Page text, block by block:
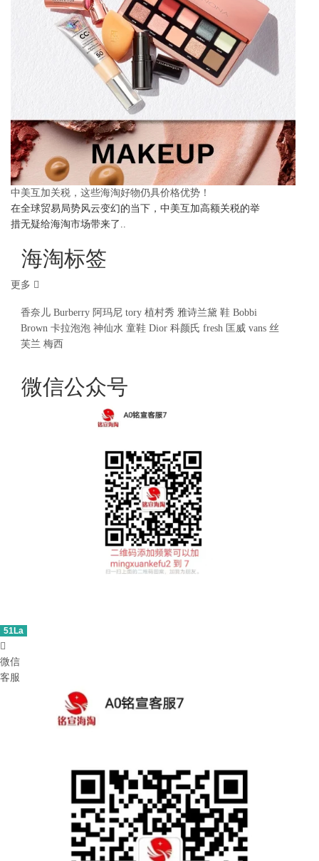
中美互加关税，这些海淘好物仍具价格优势！
在全球贸易局势风云变幻的当下，中美互加高额关税的举
措无疑给海淘市场带来了..
海淘标签
更多
香奈儿 Burberry 阿玛尼 tory 植村秀 雅诗兰黛 鞋 Bobbi
Brown 卡拉泡泡 神仙水 童鞋 Dior 科颜氏 fresh 匡威 vans 丝
芙兰 梅西
微信公众号
51La

微信
客服